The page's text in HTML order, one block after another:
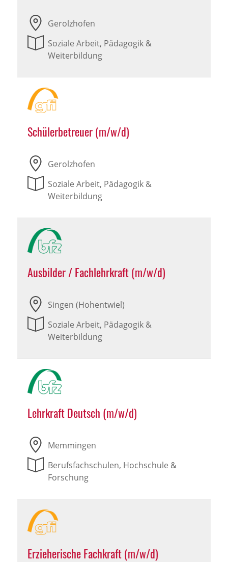
Gerolzhofen
Soziale Arbeit, Pädagogik &
Weiterbildung
Schülerbetreuer (m/w/d)
Gerolzhofen
Soziale Arbeit, Pädagogik &
Weiterbildung
Ausbilder / Fachlehrkraft (m/w/d)
Singen (Hohentwiel)
Soziale Arbeit, Pädagogik &
Weiterbildung
Lehrkraft Deutsch (m/w/d)
Memmingen
Berufsfachschulen, Hochschule &
Forschung
Erzieherische Fachkraft (m/w/d)